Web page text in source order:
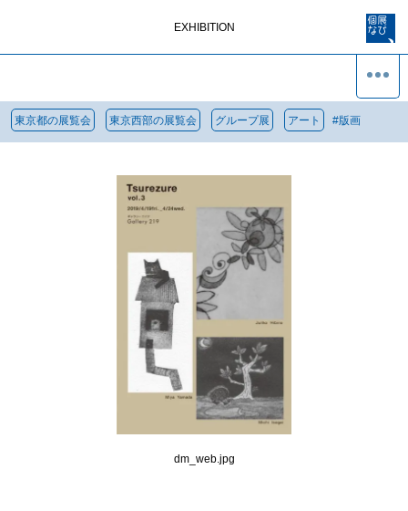
EXHIBITION
東京都の展覧会 東京西部の展覧会 グループ展 アート #版画
dm_web.jpg